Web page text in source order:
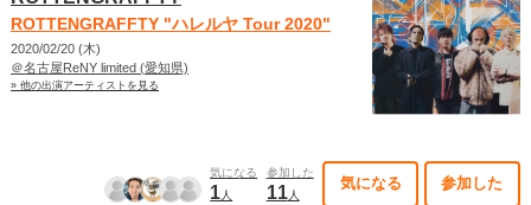
ROTTENGRAFFTY "ハレルヤ Tour 2020"
2020/02/20 (木)
＠名古屋ReNY limited (愛知県)
» 他の出演アーティストを見る
気になる
1人
参加した
11人
気になる 参加した